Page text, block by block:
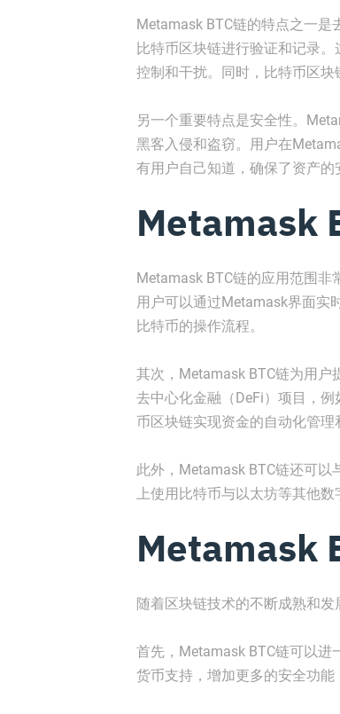
Metamask BTC链的特点之一
比特币区块链进行验证和记录
控制和干扰。同时，比特币区块
另一个重要特点是安全性。
黑客入侵和盗窃。用户在
有用户自己知道，确保了资产的
Metamask
Metamask BTC链的应用范围非
用户可以通过Metamask界面实
比特币的操作流程。
其次，Metamask BTC链为用户
去中心化金融（DeFi）项目，
币区块链实现资金的自动化管理
此外，Metamask BTC链还可
上使用比特币与以太坊等其他数
Metamask
随着区块链技术的不断成熟和发
首先，Metamask BTC链可以
货币支持，增加更多的安全功能